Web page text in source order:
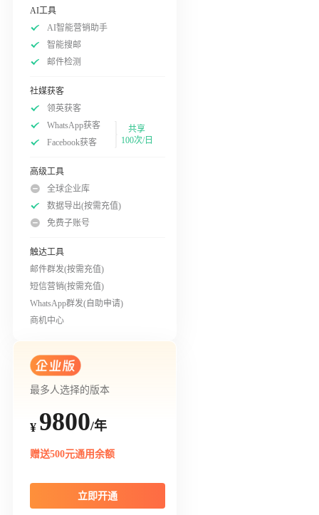
AI工具
AI智能营销助手
智能搜邮
邮件检测
社媒获客
领英获客
WhatsApp获客
Facebook获客
共享
100次/日
高级工具
全球企业库
数据导出(按需充值)
免费子账号
触达工具
邮件群发(按需充值)
短信营销(按需充值)
WhatsApp群发(自助申请)
商机中心
最多人选择的版本
¥ 9800/年
赠送500元通用余额
立即开通